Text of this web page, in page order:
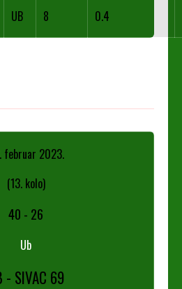
UB 8 0.4
februar 2023.
(13. kolo)
40 - 26
Ub
- SIVAC 69